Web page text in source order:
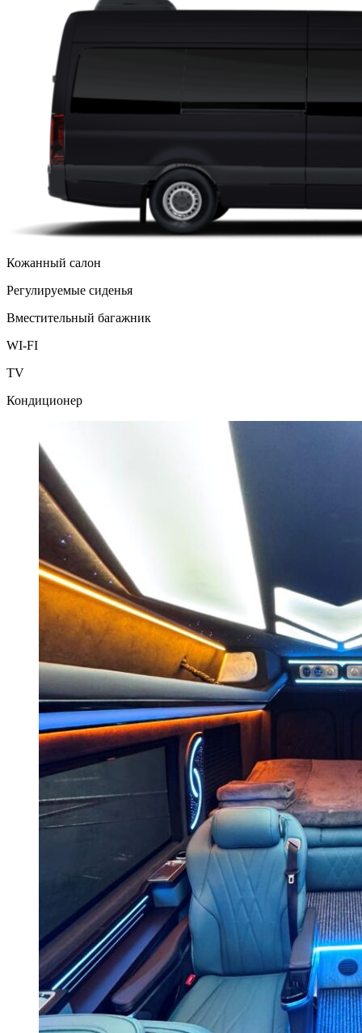
Кожанный салон
Регулируемые сиденья
Вместительный багажник
WI-FI
TV
Кондиционер